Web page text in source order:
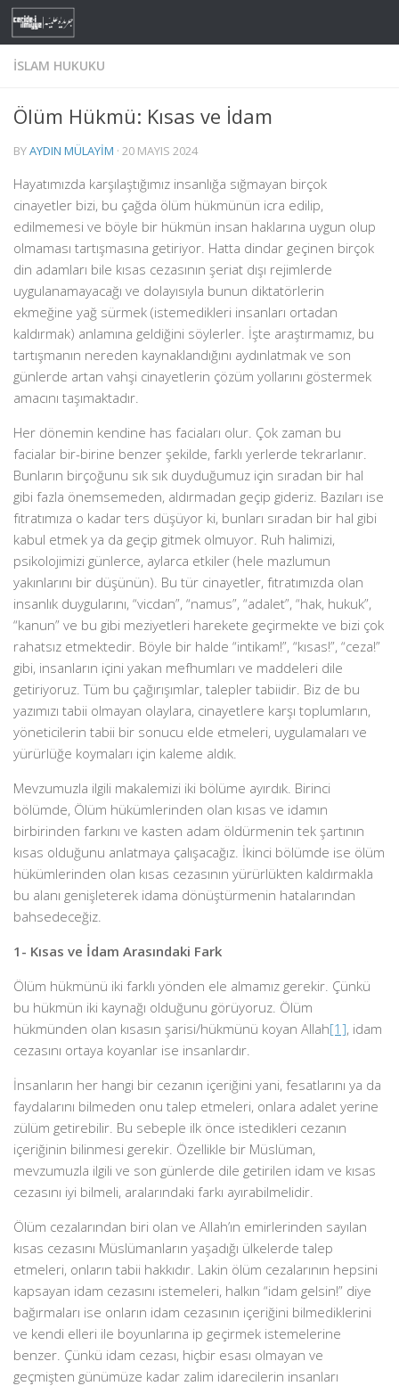
Skip to content
İSLAM HUKUKU
Ölüm Hükmü: Kısas ve İdam
BYAYDIN MÜLAYIM · 20 MAYIS 2024
Hayatımızda karşılaştığımız insanlığa sığmayan birçok
cinayetler bizi, bu çağda ölüm hükmünün icra edilip,
edilmemesi ve böyle bir hükmün insan haklarına uygun olup
olmaması tartışmasına getiriyor. Hatta dindar geçinen birçok
din adamları bile kısas cezasının şeriat dışı rejimlerde
uygulanamayacağı ve dolayısıyla bunun diktatörlerin
ekmeğine yağ sürmek (istemedikleri insanları ortadan
kaldırmak) anlamına geldiğini söylerler. İşte araştırmamız, bu
tartışmanın nereden kaynaklandığını aydınlatmak ve son
günlerde artan vahşi cinayetlerin çözüm yollarını göstermek
amacını taşımaktadır.
Her dönemin kendine has faciaları olur. Çok zaman bu
facialar bir-birine benzer şekilde, farklı yerlerde tekrarlanır.
Bunların birçoğunu sık sık duyduğumuz için sıradan bir hal
gibi fazla önemsemeden, aldırmadan geçip gideriz. Bazıları ise
fıtratımıza o kadar ters düşüyor ki, bunları sıradan bir hal gibi
kabul etmek ya da geçip gitmek olmuyor. Ruh halimizi,
psikolojimizi günlerce, aylarca etkiler (hele mazlumun
yakınlarını bir düşünün). Bu tür cinayetler, fıtratımızda olan
insanlık duygularını, “vicdan”, “namus”, “adalet”, “hak, hukuk”,
“kanun” ve bu gibi meziyetleri harekete geçirmekte ve bizi çok
rahatsız etmektedir. Böyle bir halde “intikam!”, “kısas!”, “ceza!”
gibi, insanların içini yakan mefhumları ve maddeleri dile
getiriyoruz. Tüm bu çağırışımlar, talepler tabiidir. Biz de bu
yazımızı tabii olmayan olaylara, cinayetlere karşı toplumların,
yöneticilerin tabii bir sonucu elde etmeleri, uygulamaları ve
yürürlüğe koymaları için kaleme aldık.
Mevzumuzla ilgili makalemizi iki bölüme ayırdık. Birinci
bölümde, Ölüm hükümlerinden olan kısas ve idamın
birbirinden farkını ve kasten adam öldürmenin tek şartının
kısas olduğunu anlatmaya çalışacağız. İkinci bölümde ise ölüm
hükümlerinden olan kısas cezasının yürürlükten kaldırmakla
bu alanı genişleterek idama dönüştürmenin hatalarından
bahsedeceğiz.
1- Kısas ve İdam Arasındaki Fark
Ölüm hükmünü iki farklı yönden ele almamız gerekir. Çünkü
bu hükmün iki kaynağı olduğunu görüyoruz. Ölüm
hükmünden olan kısasın şarisi/hükmünü koyan Allah[1], idam
cezasını ortaya koyanlar ise insanlardır.
İnsanların her hangi bir cezanın içeriğini yani, fesatlarını ya da
faydalarını bilmeden onu talep etmeleri, onlara adalet yerine
zülüm getirebilir. Bu sebeple ilk önce istedikleri cezanın
içeriğinin bilinmesi gerekir. Özellikle bir Müslüman,
mevzumuzla ilgili ve son günlerde dile getirilen idam ve kısas
cezasını iyi bilmeli, aralarındaki farkı ayırabilmelidir.
Ölüm cezalarından biri olan ve Allah’ın emirlerinden sayılan
kısas cezasını Müslümanların yaşadığı ülkelerde talep
etmeleri, onların tabii hakkıdır. Lakin ölüm cezalarının hepsini
kapsayan idam cezasını istemeleri, halkın “idam gelsin!” diye
bağırmaları ise onların idam cezasının içeriğini bilmediklerini
ve kendi elleri ile boyunlarına ip geçirmek istemelerine
benzer. Çünkü idam cezası, hiçbir esası olmayan ve
geçmişten günümüze kadar zalim idarecilerin insanları